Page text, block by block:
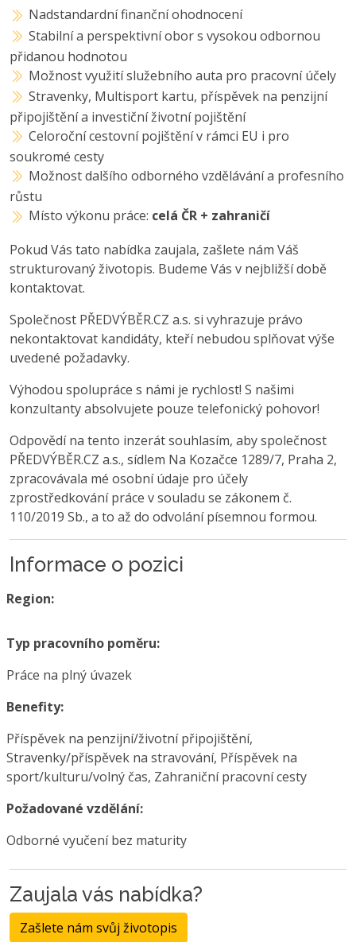
Nadstandardní finanční ohodnocení
Stabilní a perspektivní obor s vysokou odbornou
přidanou hodnotou
Možnost využití služebního auta pro pracovní účely
Stravenky, Multisport kartu, příspěvek na penzijní
připojištění a investiční životní pojištění
Celoroční cestovní pojištění v rámci EU i pro
soukromé cesty
Možnost dalšího odborného vzdělávání a profesního
růstu
Místo výkonu práce: celá ČR + zahraničí
Pokud Vás tato nabídka zaujala, zašlete nám Váš
strukturovaný životopis. Budeme Vás v nejbližší době
kontaktovat.
Společnost PŘEDVÝBĚR.CZ a.s. si vyhrazuje právo
nekontaktovat kandidáty, kteří nebudou splňovat výše
uvedené požadavky.
Výhodou spolupráce s námi je rychlost! S našimi
konzultanty absolvujete pouze telefonický pohovor!
Odpovědí na tento inzerát souhlasím, aby společnost
PŘEDVÝBĚR.CZ a.s., sídlem Na Kozačce 1289/7, Praha 2,
zpracovávala mé osobní údaje pro účely
zprostředkování práce v souladu se zákonem č.
110/2019 Sb., a to až do odvolání písemnou formou.
Informace o pozici
Region:
Typ pracovního poměru:
Práce na plný úvazek
Benefity:
Příspěvek na penzijní/životní připojištění,
Stravenky/příspěvek na stravování, Příspěvek na
sport/kulturu/volný čas, Zahraniční pracovní cesty
Požadované vzdělání:
Odborné vyučení bez maturity
Zaujala vás nabídka?
Zašlete nám svůj životopis